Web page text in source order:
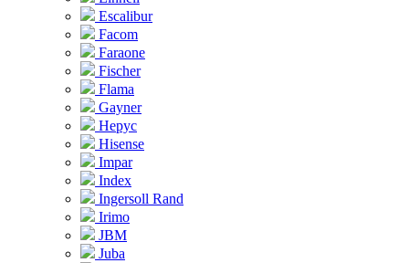
Escalibur
Facom
Faraone
Fischer
Flama
Gayner
Hepyc
Hisense
Impar
Index
Ingersoll Rand
Irimo
JBM
Juba